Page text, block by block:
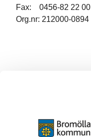
Fax: 0456-82 22 00
Org.nr: 212000-0894